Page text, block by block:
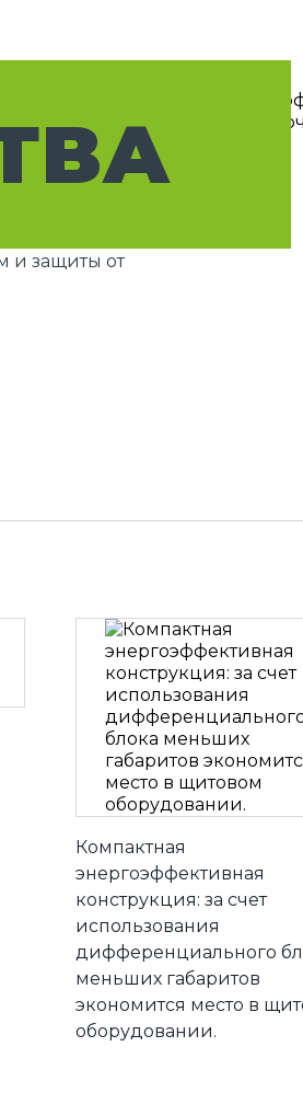
и защиты от
Компактная
энергоэффективная
конструкция: за счет
использования
дифференциального
меньших габаритов
экономится место в
оборудовании.